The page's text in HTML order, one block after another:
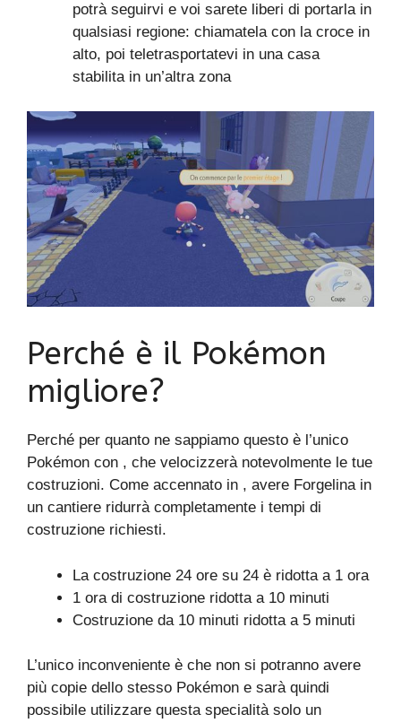
potrà seguirvi e voi sarete liberi di portarla in
qualsiasi regione: chiamatela con la croce in
alto, poi teletrasportatevi in ​​una casa
stabilita in un’altra zona
Perché è il Pokémon
migliore?
Perché per quanto ne sappiamo questo è l’unico
Pokémon con , che velocizzerà notevolmente le tue
costruzioni. Come accennato in , avere Forgelina in
un cantiere ridurrà completamente i tempi di
costruzione richiesti.
La costruzione 24 ore su 24 è ridotta a 1 ora
1 ora di costruzione ridotta a 10 minuti
Costruzione da 10 minuti ridotta a 5 minuti
L’unico inconveniente è che non si potranno avere
più copie dello stesso Pokémon e sarà quindi
possibile utilizzare questa specialità solo un